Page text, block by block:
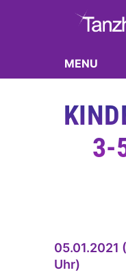
MENU
3-
05.01.2021
Uhr)